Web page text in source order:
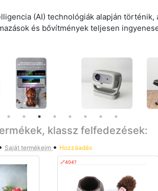
(AI) technológiák alapján történik,
és bővítmények teljesen
klassz felfedezések:
Saját termékeim • Hozzáadás
🔗404?